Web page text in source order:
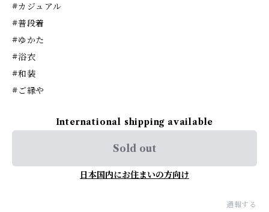
#カジュアル
#普段着
#ゆかた
#浴衣
#和装
#ご縁や
International shipping available
Sold out
日本国内にお住まいの方向け
通報する